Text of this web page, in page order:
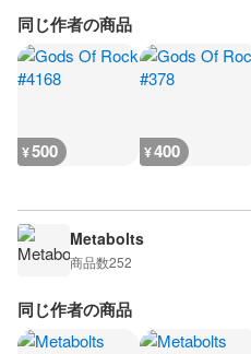
同じ作者の商品
¥500 ¥400
Metabolts
商品数252
同じ作者の商品